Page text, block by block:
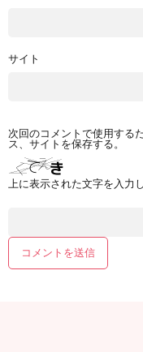
サイト
次回のコメントで使用する
ス、サイトを保存する。
上に表示された文字を入力